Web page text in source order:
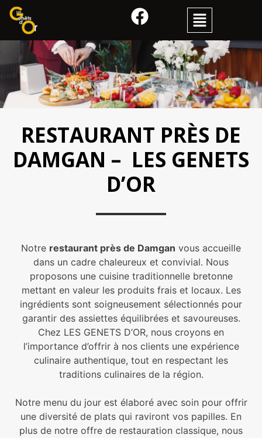
RESTAURANT PRÈS DE
DAMGAN – LES GENETS
D’OR
Notre restaurant près de Damgan vous accueille
dans un cadre chaleureux et convivial. Nous
proposons une cuisine traditionnelle bretonne
mettant en valeur les produits frais et locaux. Les
ingrédients sont soigneusement sélectionnés pour
garantir des assiettes équilibrées et savoureuses.
Chez LES GENETS D’OR, nous croyons en
l’importance d’offrir à nos clients une expérience
culinaire authentique, tout en respectant les
traditions culinaires de la région.
Notre menu du jour est élaboré avec soin pour offrir
une diversité de plats qui raviront vos papilles. En
plus de notre offre de restauration classique, nous